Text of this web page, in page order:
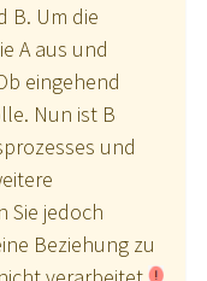
B. Um die
A aus und
eingehend
Nun ist B
und
Sie jedoch
Beziehung zu